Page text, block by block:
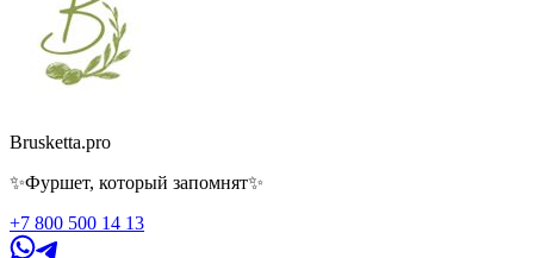
Brusketta.pro
✨Фуршет, который запомнят✨
+7 800 500 14 13